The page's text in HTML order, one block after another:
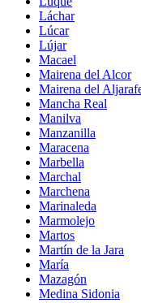
Láchar
Lúcar
Lújar
Macael
Mairena del Alcor
Mairena del
Mancha Real
Manilva
Manzanilla
Maracena
Marbella
Marchal
Marchena
Marinaleda
Marmolejo
Martos
Martín de la Jara
María
Mazagón
Medina Sidonia